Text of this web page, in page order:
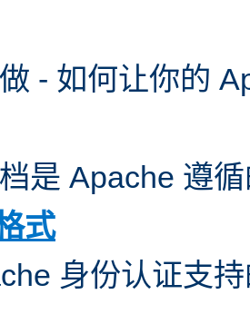
- 如何让你的
是 Apache 遵
式
身份认证支